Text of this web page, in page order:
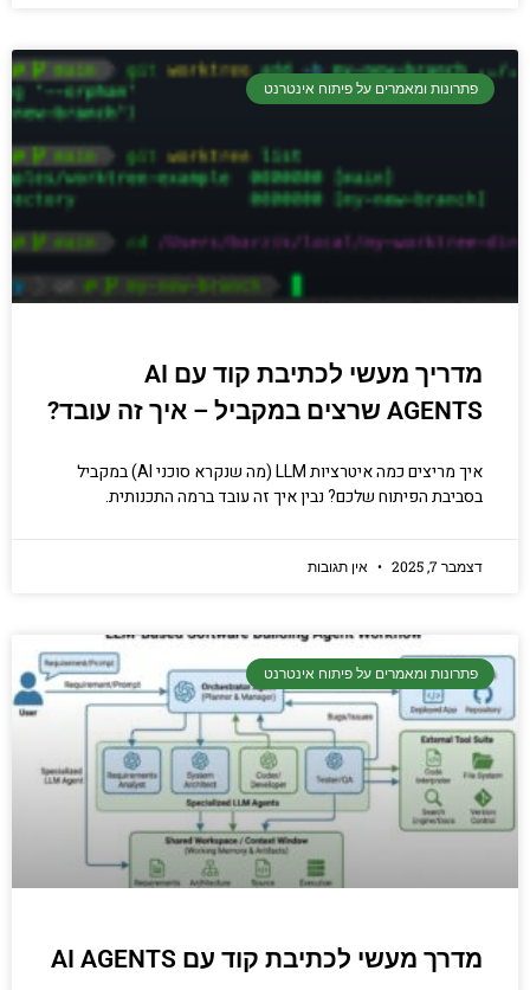
פתרונות ומאמרים על פיתוח אינטרנט
מדריך מעשי לכתיבת קוד עם AI
AGENTS שרצים במקביל – איך זה עובד?
איך מריצים כמה איטרציות LLM (מה שנקרא סוכני AI) במקביל
בסביבת הפיתוח שלכם? נבין איך זה עובד ברמה התכנותית.
דצמבר 7, 2025 אין תגובות
פתרונות ומאמרים על פיתוח אינטרנט
מדרך מעשי לכתיבת קוד עם AI AGENTS